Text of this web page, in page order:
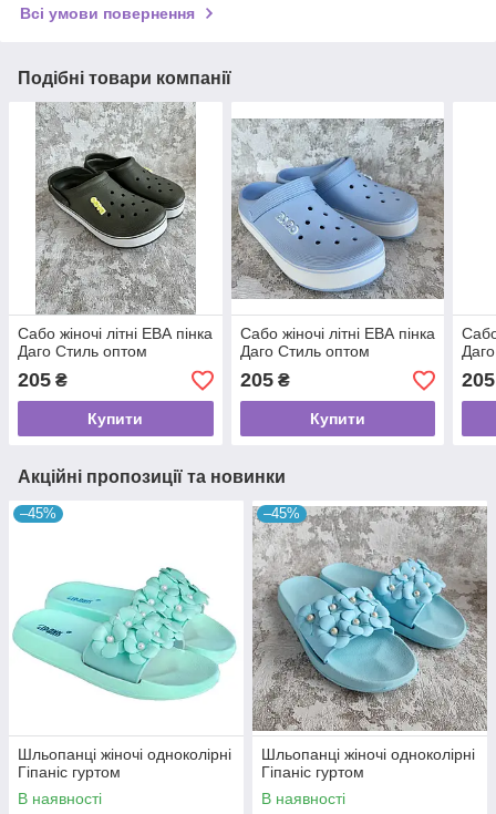
Всі умови повернення
Подібні товари компанії
Сабо жіночі літні ЕВА пінка
Даго Стиль оптом
205 ₴
Купити
Сабо жіночі літні ЕВА пінка
Даго Стиль оптом
205₴
Купити
205
Акційні пропозиції та новинки
–45%
Шльопанці жіночі одноколірні
Гіпаніс гуртом
В наявності
–45%
Шльопанці жіночі одноколірні
Гіпаніс гуртом
В наявності